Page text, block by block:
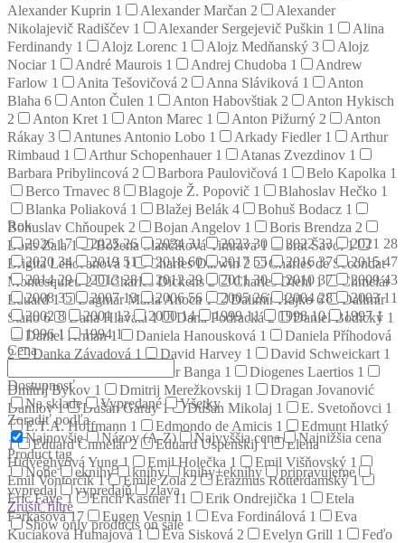
Alexander Kuprin 1 Alexander Marčan 2
Alexander
Nikolajevič Radiščev 1 Alexander Sergejevič Puškin 1
Alina
Ferdinandy 1 Alojz Lorenc 1 Alojz Medňanský 3
Alojz
Nociar 1 André Maurois 1 Andrej Chudoba 1
Andrew
Farlow 1 Anita Tešovičová 2 Anna Sláviková 1
Anton
Blaha 6 Anton Čulen 1 Anton Habovštiak 2
Anton Hykisch
2
Anton Kret 1 Anton Marec 1 Anton Pižurný 2
Anton
Rákay 3 Antunes Antonio Lobo 1 Arkady Fiedler 1
Arthur
Rimbaud 1 Arthur Schopenhauer 1 Atanas Zvezdinov 1
Barbara Pribylincová 2 Barbora Paulovičová 1 Belo Kapolka 1
Berco Trnavec 8 Blagoje Ž. Popovič 1 Blahoslav Hečko 1
Blanka Poliaková 1 Blažej Belák 4 Bohuš Bodacz 1
Bohuslav Chňoupek 2 Bojan Angelov 1 Boris Brendza 2
Boris Zala1 Božena Slančíková Timrava1 brat Šavol1
Brigita Lehoťanová 1 Charles Darwin2
Charles de Secondat
Montesquieu2 Charles Dickens2 Charles Diehl1
Chmelár
Eduard1 Dagmar Mária Anoca 1 Dalimír Hajko6
Dalimír
Stano6 Dana Hlavatá1 Dana Podracká2 Daniel Bodický 1
Daniel Krman1 Daniela Hanousková 1
Daniela Příhodová
2
Danka Závadová 1 David Harvey 1 David Schweickart 1
Dezider Banga 1 Diogenes Laertios 1
Dmitrij Bykov 1 Dmitrij Merežkovskij 1
Dragan Jovanović
Danilov1 Dušan Garay1 Dušan Mikolaj 1 E. Svetoňovci 1
E.T.A. Hoffmann 1 Edmondo de Amicis 1
Edmunt Hlatký
1
Eduard Chmelár2 Eduard Uspenskij1
Elena
Hidvéghyová Yung1 Emil Holečka 1 Emil Višňovský 1
Emil Vontorčík1 Émile Zola2 Erazmus Rotterdamský1
Eric Faye1 Erich Kästner11 Erik Ondrejička 1
Etela
Farkašová17 Eugen Vesnin 1 Eva Fordinálová 1
Eva
Kuciaková Humajová1 Eva Sisková 2 Evelyn Grill 1
Feďo
Rok
202617 202526 202431 202330 202233 2021 28
2020 34 2019 51 201860 2017 55 201637 201547
201429 201328 201229 201130 201037 200943
200835 200713 200656 200526 200428 200311
20028 200113 200014 199911 199810 19971
19961 19941
Cena
Dostupnosť
Na sklade
Vypredané
Všetky
Zoradiť podľa
Najnovšie
Názov (A-Z) Najvyššia cena
Najnižšia cena
Product tag
None
eknihy knihy knihy+eknihy
pripravujeme
vypredaj
vypredajň
zlava
Zrušiť filtre
Show only products on sale